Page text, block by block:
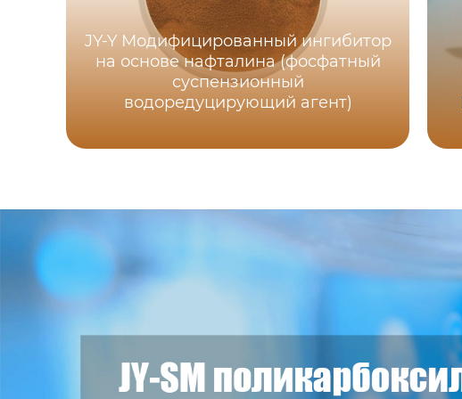
JY-Y Модифицированный ингибитор
на основе нафталина (фосфатный
суспензионный
водоредуцирующий агент)